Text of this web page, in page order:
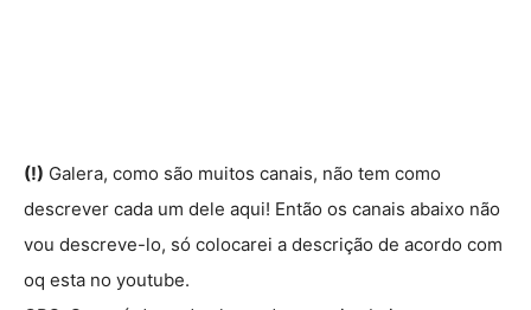
(!) Galera, como são muitos canais, não tem como
descrever cada um dele aqui! Então os canais abaixo não
vou descreve-lo, só colocarei a descrição de acordo com
oq esta no youtube.